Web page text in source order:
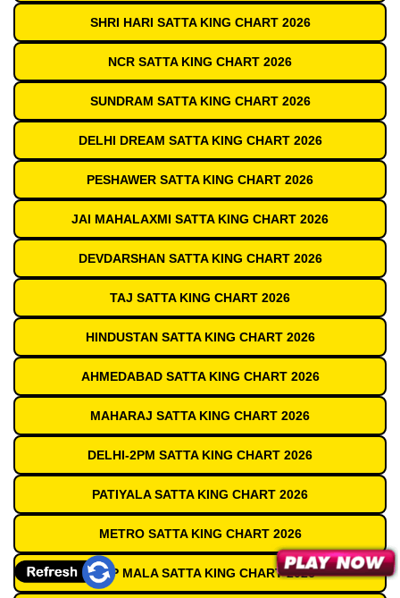
SHRI HARI SATTA KING CHART 2026
NCR SATTA KING CHART 2026
SUNDRAM SATTA KING CHART 2026
DELHI DREAM SATTA KING CHART 2026
PESHAWER SATTA KING CHART 2026
JAI MAHALAXMI SATTA KING CHART 2026
DEVDARSHAN SATTA KING CHART 2026
TAJ SATTA KING CHART 2026
HINDUSTAN SATTA KING CHART 2026
AHMEDABAD SATTA KING CHART 2026
MAHARAJ SATTA KING CHART 2026
DELHI-2PM SATTA KING CHART 2026
PATIYALA SATTA KING CHART 2026
METRO SATTA KING CHART 2026
DEEP MALA SATTA KING CHART 2026